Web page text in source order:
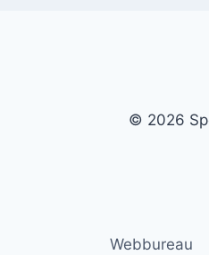
© 2026
Webbureau